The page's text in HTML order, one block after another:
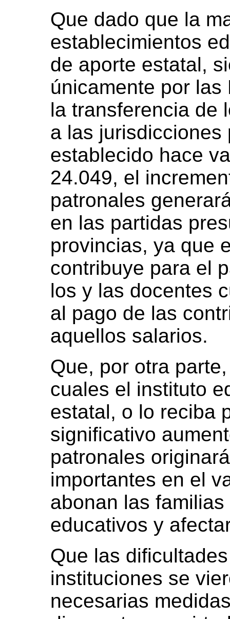
Que dado que la
establecimientos
de aporte estatal,
únicamente por
la transferencia de
a las
establecido hace
24.049, el
patronales
en las partidas
provincias, ya que
contribuye para el
los y las docentes
al pago de las
aquellos salarios.
Que, por otra
cuales el instituto
estatal, o lo reciba
significativo
patronales
importantes en el
abonan las
educativos y
Que las
instituciones se
necesarias